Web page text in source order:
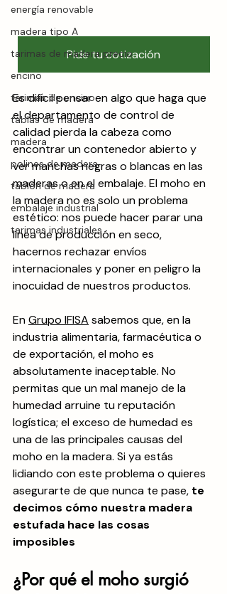
energía renovable
madera tipo A
tarimas de madera precio
encino
tarimas de encino
tablas de madera
madera
polines de madera
tablón de madera
embalaje industrial
tarimas industriales
Pide tu cotización
Es difícil pensar en algo que haga que
el departamento de control de
calidad pierda la cabeza como
encontrar un contenedor abierto y
ver manchas negras o blancas en las
maderas o en el embalaje. El moho en
la madera no es solo un problema
estético: nos puede hacer parar una
línea de producción en seco,
hacernos rechazar envíos
internacionales y poner en peligro la
inocuidad de nuestros productos.
En Grupo IFISA sabemos que, en la
industria alimentaria, farmacéutica o
de exportación, el moho es
absolutamente inaceptable. No
permitas que un mal manejo de la
humedad arruine tu reputación
logística; el exceso de humedad es
una de las principales causas del
moho en la madera. Si ya estás
lidiando con este problema o quieres
asegurarte de que nunca te pase, te
decimos cómo nuestra madera
estufada hace las cosas
imposibles
¿Por qué el moho surgió